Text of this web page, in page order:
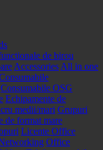
de birou
Accessories All in one
Consumabile OSG
Echipamente de
medii/mari Grupuri
de format mare
Licente Office
Office